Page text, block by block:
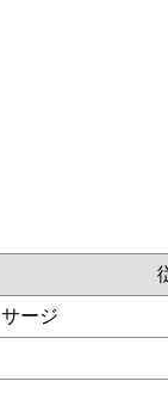
ージ